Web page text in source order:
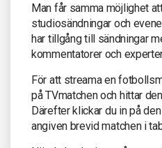
Man får samma möjlighet
studiosändningar och
har tillgång till sändningar
kommentatorer och
För att streama en
på TVmatchen och hittar
Därefter klickar du in på
angiven brevid matchen i